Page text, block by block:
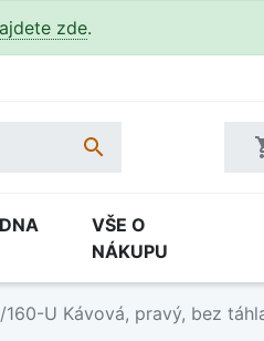
zde.

VŠE O
NÁKUPU
U Kávová, pravý, bez